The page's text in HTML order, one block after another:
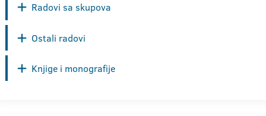
Radovi sa skupova
Ostali radovi
Knjige i monografije